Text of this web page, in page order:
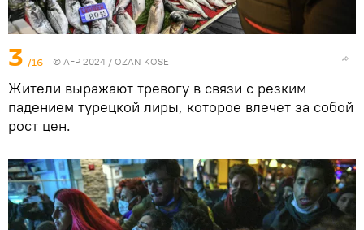
3 /16 © AFP 2024 / OZAN KOSE
Жители выражают тревогу в связи с резким
падением турецкой лиры, которое влечет за собой
рост цен.